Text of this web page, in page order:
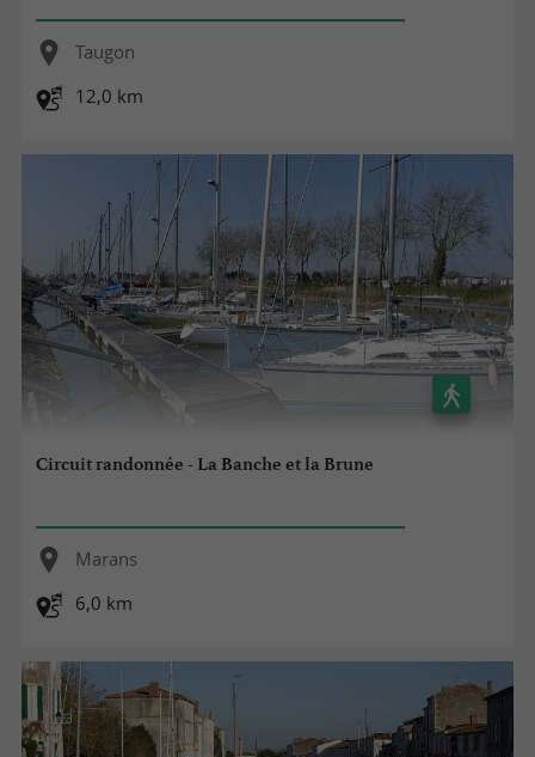
Taugon
12,0 km
Circuit randonnée - La Banche et la Brune
Marans
6,0 km